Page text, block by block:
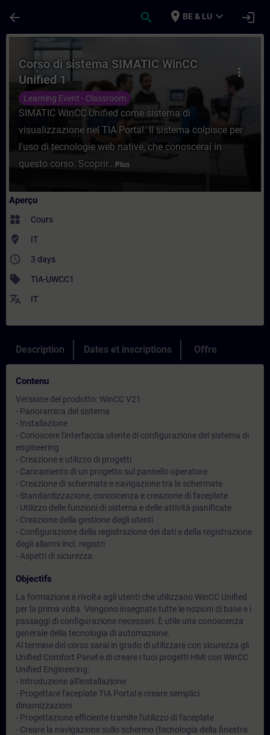
arrow_back search place BE & LU expand_more login
Cours - Corso di sistema SIMATIC
more_vert
Corso di sistema SIMATIC WinCC
Unified 1
Learning Event - Classroom
SIMATIC WinCC Unified come sistema di
visualizzazione nel TIA Portal. Il sistema colpisce per
l'uso di tecnologie web native, che conoscerai in
questo corso. Scoprir... Plus
Aperçu
widgets Cours
where_to_vote IT
access_time 3 days
sell TIA-UWCC1
translate IT
Description Dates et inscriptions Offre
Contenu
Versione del prodotto: WinCC V21
- Panoramica del sistema
- Installazione
- Conoscere l'interfaccia utente di configurazione del sistema di
engineering
- Creazione e utilizzo di progetti
- Caricamento di un progetto sul pannello operatore
- Creazione di schermate e navigazione tra le schermate
- Standardizzazione, conoscenza e creazione di faceplate
- Utilizzo delle funzioni di sistema e delle attività pianificate
- Creazione della gestione degli utenti
- Configurazione della registrazione dei dati e della registrazione
degli allarmi incl. registri
- Aspetti di sicurezza
Objectifs
La formazione è rivolta agli utenti che utilizzano WinCC Unified
per la prima volta. Vengono insegnate tutte le nozioni di base e i
passaggi di configurazione necessari. È utile una conoscenza
generale della tecnologia di automazione.
Al termine del corso sarai in grado di utilizzare con sicurezza gli
Unified Comfort Panel e di creare i tuoi progetti HMI con WinCC
Unified Engineering:
- Introduzione all'installazione
- Progettare faceplate TIA Portal e creare semplici
dinamizzazioni
- Progettazione efficiente tramite l'utilizzo di faceplate
- Creare la navigazione sullo schermo (tecnologia della finestra